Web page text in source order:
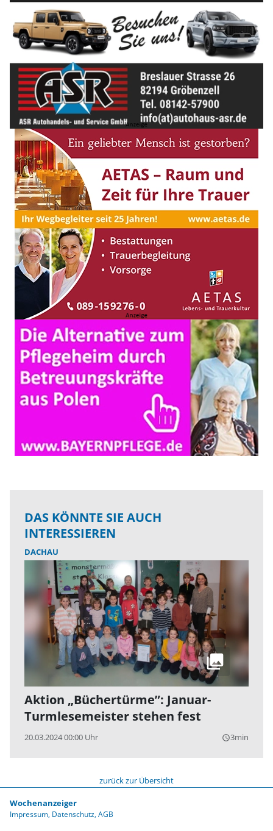
DAS KÖNNTE SIE AUCH
INTERESSIEREN
DACHAU
Aktion „Büchertürme”: Januar-
Turmlesemeister stehen fest
20.03.2024 00:00 Uhr query_builder3min
zurück zur Übersicht
Wochenanzeiger
Impressum Datenschutz AGB